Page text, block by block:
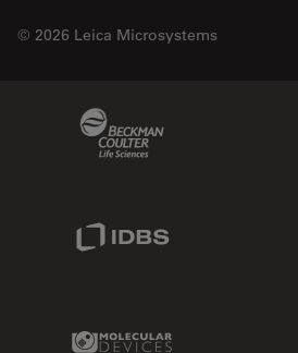
© 2026 Leica Microsystems
Molecular Devices Link